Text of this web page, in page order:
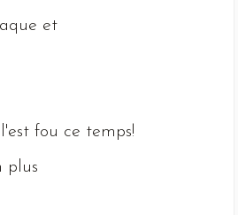
et
fou ce temps!
plus